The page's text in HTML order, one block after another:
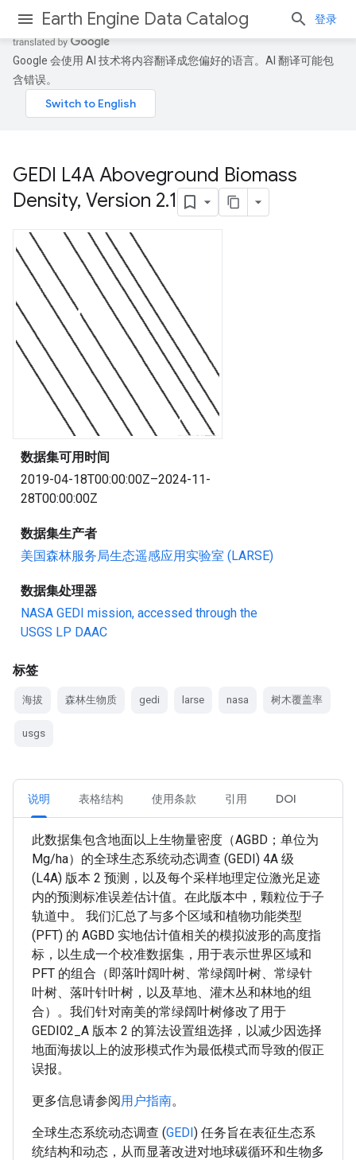
Earth Engine Data Catalog 登录
Google 会使用 AI 技术将内容翻译成您偏好的语言。AI 翻译可能包
含错误。
GEDI L4A Aboveground Biomass
Density, Version 2.1
数据集可用时间
2019-04-18T00:00:00Z–2024-11-
28T00:00:00Z
数据集生产者
美国森林服务局生态遥感应用实验室 (LARSE)
数据集处理器
NASA GEDI mission, accessed through the
USGS LP DAAC
标签
海拔 森林生物质 gedi larse nasa 树木覆盖率
usgs
说明 表格结构 使用条款 引用 DOI
此数据集包含地面以上生物量密度（AGBD；单位为
Mg/ha）的全球生态系统动态调查 (GEDI) 4A 级
(L4A) 版本 2 预测，以及每个采样地理定位激光足迹
内的预测标准误差估计值。在此版本中，颗粒位于子
轨道中。 我们汇总了与多个区域和植物功能类型
(PFT) 的 AGBD 实地估计值相关的模拟波形的高度指
标，以生成一个校准数据集，用于表示世界区域和
PFT 的组合（即落叶阔叶树、常绿阔叶树、常绿针
叶树、落叶针叶树，以及草地、灌木丛和林地的组
合）。我们针对南美的常绿阔叶树修改了用于
GEDI02_A 版本 2 的算法设置组选择，以减少因选择
地面海拔以上的波形模式作为最低模式而导致的假正
误报。
更多信息请参阅用户指南。
全球生态系统动态调查 (GEDI) 任务旨在表征生态系
统结构和动态，从而显著改进对地球碳循环和生物多